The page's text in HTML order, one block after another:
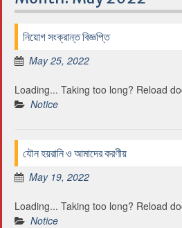
নিয়োগ সংক্রান্ত বিজ্ঞপ্তি
May 25, 2022
Loading... Taking too long? Reload
Notice
যৌন হয়রানি ও আমাদের করণীয়
May 19, 2022
Loading... Taking too long? Reload
Notice